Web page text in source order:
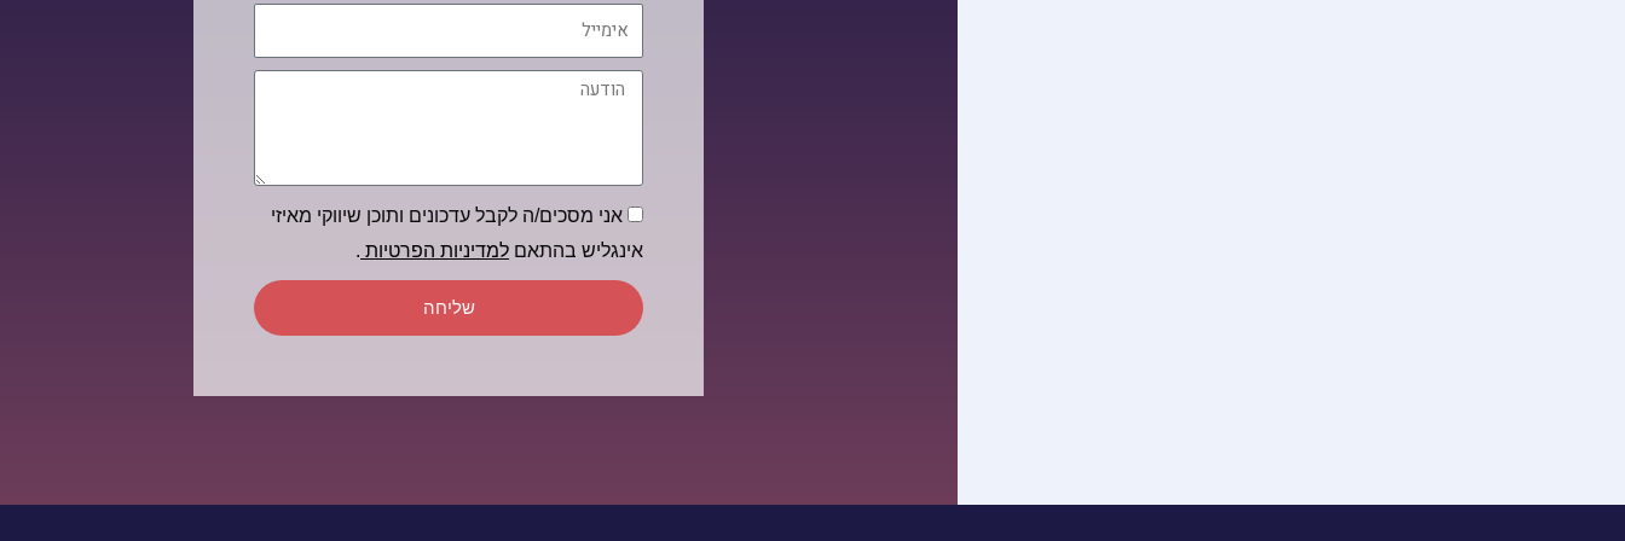
הודעה
הסכמה
אני מסכים/ה לקבל עדכונים ותוכן שיווקי מאיזי
אינגליש בהתאם למדיניות הפרטיות .
שליחה